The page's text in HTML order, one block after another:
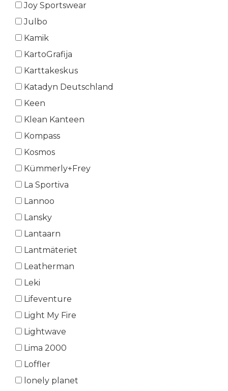
Joy Sportswear
Julbo
Kamik
KartoGrafija
Karttakeskus
Katadyn Deutschland
Keen
Klean Kanteen
Kompass
Kosmos
Kümmerly+Frey
La Sportiva
Lannoo
Lansky
Lantaarn
Lantmäteriet
Leatherman
Leki
Lifeventure
Light My Fire
Lightwave
Lima 2000
Loffler
lonely planet